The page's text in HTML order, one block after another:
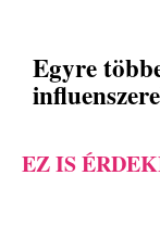
Egyre
EZ IS